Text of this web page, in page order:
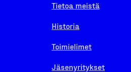
Tietoa meistä
Historia
Toimielimet
Jäsenyritykset